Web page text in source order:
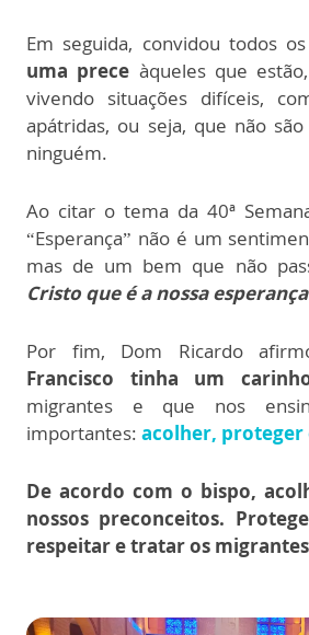
Em seguida, convidou todos
uma prece àqueles que
vivendo situações difíceis,
apátridas, ou seja, que não
ninguém.
Ao citar o tema da 40ª
“Esperança” não é um
mas de um bem que não
Cristo que é a nossa
Por fim, Dom Ricardo
Francisco tinha um
migrantes e que nos
importantes: acolher,
De acordo com o bispo,
nossos preconceitos.
respeitar e tratar os